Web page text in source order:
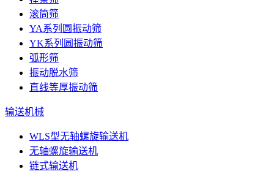
滚筒筛
YA系列圆振动筛
YK系列圆振动筛
弧形筛
振动脱水筛
直线等厚振动筛
输送机械
WLS型无轴螺旋输送机
无轴螺旋输送机
链式输送机